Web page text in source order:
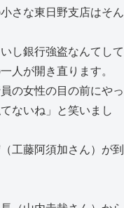
さな東日野支店はそん
し銀行強盗なんてして
人が開き直ります。
の女性の目の前にやっ
ないね」と笑いまし
工藤阿須加さん）が到